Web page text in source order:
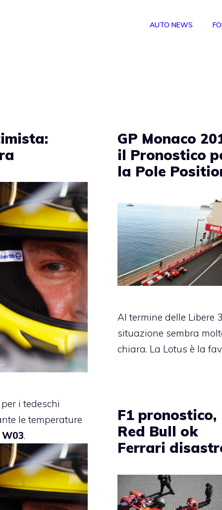
AUTO NEWS
i tedeschi
le temperature
W03.
GP Monaco
il Pronostico
la Pole
Al termine delle Libere
situazione sembra
chiara. La Lotus è la
F1 pronostico,
Red Bull ok
Ferrari